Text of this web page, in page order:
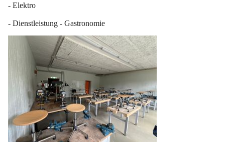
- Elektro
- Dienstleistung - Gastronomie